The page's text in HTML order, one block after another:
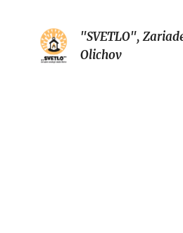
"SVETLO",
Olichov